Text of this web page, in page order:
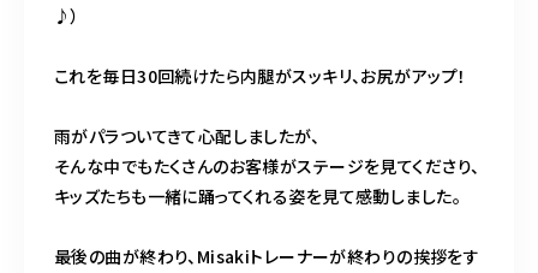
♪）
これを毎日30回続けたら内腿がスッキリ、お尻がアップ！
雨がパラついてきて心配しましたが、
そんな中でもたくさんのお客様がステージを見てくださり、
キッズたちも一緒に踊ってくれる姿を見て感動しました。
最後の曲が終わり、Misakiトレーナーが終わりの挨拶をす